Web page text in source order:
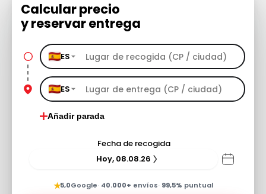
Calcular precio
y reservar entrega
ES
ES
Añadir parada
Fecha de recogida
Hoy, 08.08.26
★5,0Google· 40.000+ envíos· 99,5% puntual